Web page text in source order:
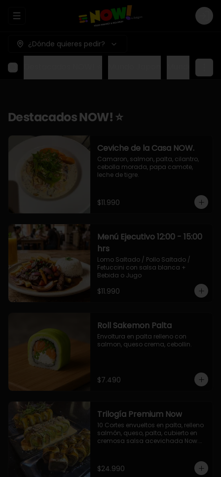
Abrir menu de navegación Login
¿Dónde quieres pedir?
Destacados NOW! ⭐
Ceviche de la Casa NOW.
Camaron, salmon, palta, cilantro,
cebolla morada, papa camote,
leche de tigre.
$11.990
Menú Ejecutivo 12:00 - 15:00
hrs
Lomo Saltado / Pollo Saltado /
Fetuccini con salsa blanca +
Bebida o Jugo
$11.990
Roll Sakemon Palta
Envoltura en palta relleno con
salmon, queso crema, cebollin.
$7.490
Trilogía Premium Now
10 Cortes envueltos en palta, relleno
salmón, queso, palta, cubierto en
cremosa salsa acevichada Now.
palta, cubierto con topping de
chimichurri de la casa flambeado.
$24.990